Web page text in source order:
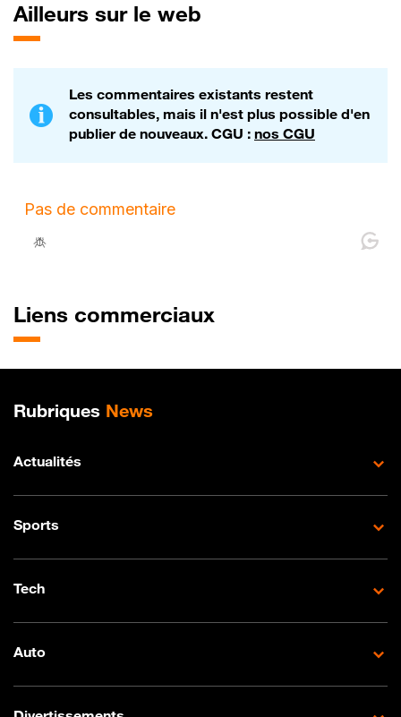
Ailleurs sur le web
Les commentaires existants restent
consultables, mais il n'est plus possible d'en
publier de nouveaux. CGU : nos CGU
Liens commerciaux
Plan de site
Rubriques News
Actualités
Sports
Tech
Auto